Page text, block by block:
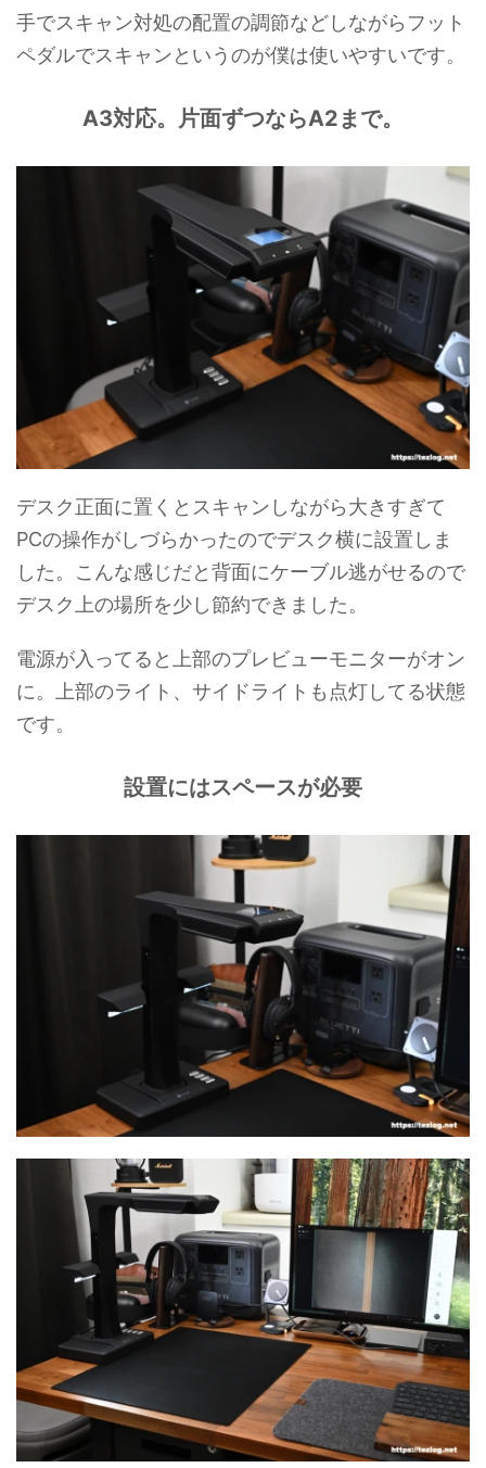
手でスキャン対処の配置の調節などしながらフット
ペダルでスキャンというのが僕は使いやすいです。
A3対応。片面ずつならA2まで。
デスク正面に置くとスキャンしながら大きすぎて
PCの操作がしづらかったのでデスク横に設置しま
した。こんな感じだと背面にケーブル逃がせるので
デスク上の場所を少し節約できました。
電源が入ってると上部のプレビューモニターがオン
に。上部のライト、サイドライトも点灯してる状態
です。
設置にはスペースが必要